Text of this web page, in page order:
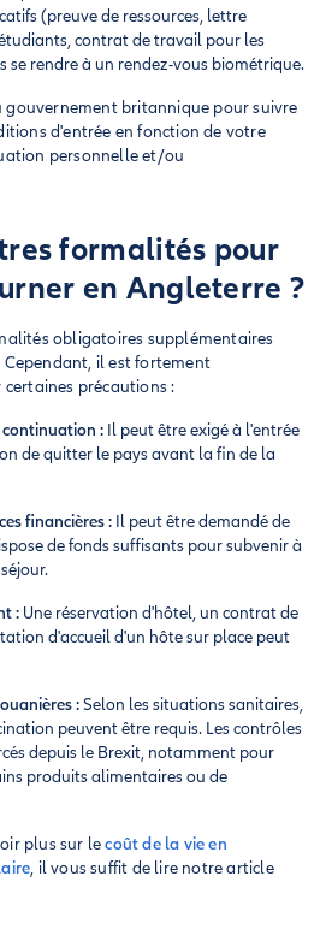
(preuve de ressources, lettre
contrat de travail pour les
se rendre à un rendez-vous biométrique.
gouvernement britannique pour suivre
d'entrée en fonction de votre
personnelle et/ou
formalités pour
en Angleterre ?
obligatoires supplémentaires
il est fortement
précautions :
: Il peut être exigé à l'entrée
de quitter le pays avant la fin de la
financières : Il peut être demandé de
de fonds suffisants pour subvenir à
: Une réservation d'hôtel, un contrat de
d'accueil d'un hôte sur place peut
:Selon les situations sanitaires,
peuvent être requis. Les contrôles
depuis le Brexit, notamment pour
produits alimentaires ou de
plus sur lecoût de la vie en
, il vous suffit de lire notre article